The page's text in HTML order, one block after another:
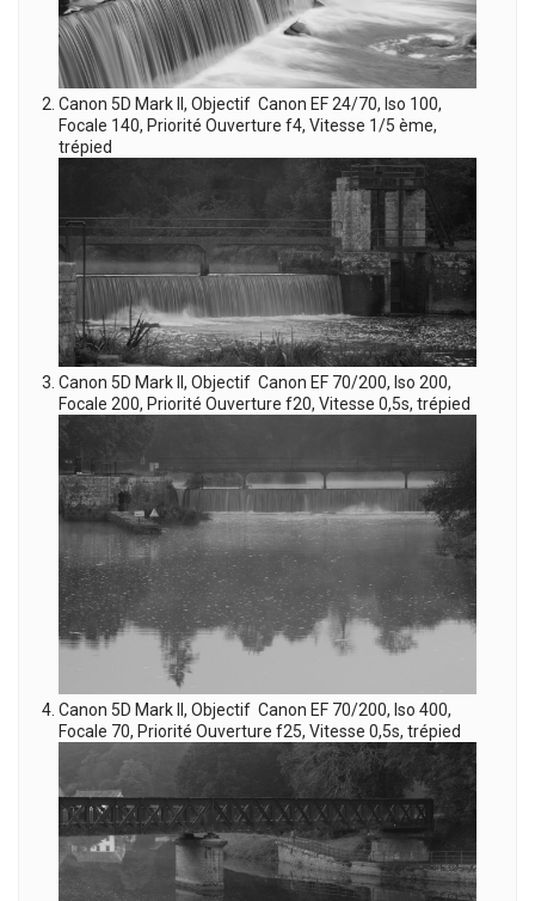
Canon 5D Mark II, Objectif Canon EF 24/70, Iso 100,
Focale 140, Priorité Ouverture f4, Vitesse 1/5 ème,
trépied
Canon 5D Mark II, Objectif Canon EF 70/200, Iso 200,
Focale 200, Priorité Ouverture f20, Vitesse 0,5s, trépied
Canon 5D Mark II, Objectif Canon EF 70/200, Iso 400,
Focale 70, Priorité Ouverture f25, Vitesse 0,5s, trépied